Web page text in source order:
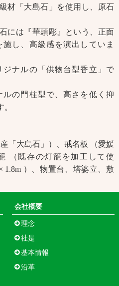
材「大島石」を使用し、原石
には『華頭彫』という、正面
し、高級感を演出していま
ジナルの「供物台型香立」で
の門柱型で、高さを低く抑
「大島石」）、戒名板 （愛媛
（既存の灯籠を加工して使
1.8m ）、物置台、塔婆立、敷
会社概要
理念
社是
基本情報
沿革